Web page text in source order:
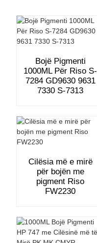
Bojë Pigmenti
1000ML Për Riso S-
7284 GD9630 9631
7330 S-7313
Cilësia më e mirë
për bojën me
pigment Riso
FW2230